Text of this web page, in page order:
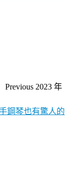
Previous 2023 年
鋼琴也有驚人的